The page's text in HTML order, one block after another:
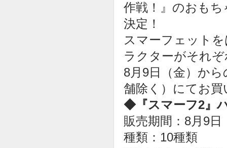
作戦！』のおも
決定！
スマーフェット
ラクターがそれ
8月9日（金）か
舗除く）にてお
◆『スマーフ2』
販売期間：8月9
種類：10種類